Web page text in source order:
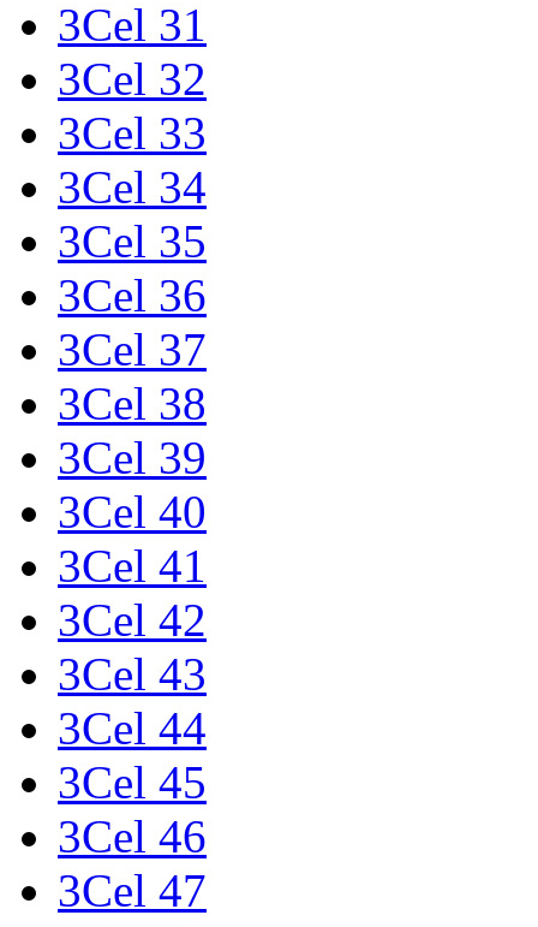
3Cel 31
3Cel 32
3Cel 33
3Cel 34
3Cel 35
3Cel 36
3Cel 37
3Cel 38
3Cel 39
3Cel 40
3Cel 41
3Cel 42
3Cel 43
3Cel 44
3Cel 45
3Cel 46
3Cel 47